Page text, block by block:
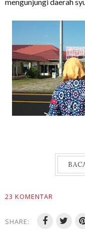
23 KOMENTAR
SHARE: